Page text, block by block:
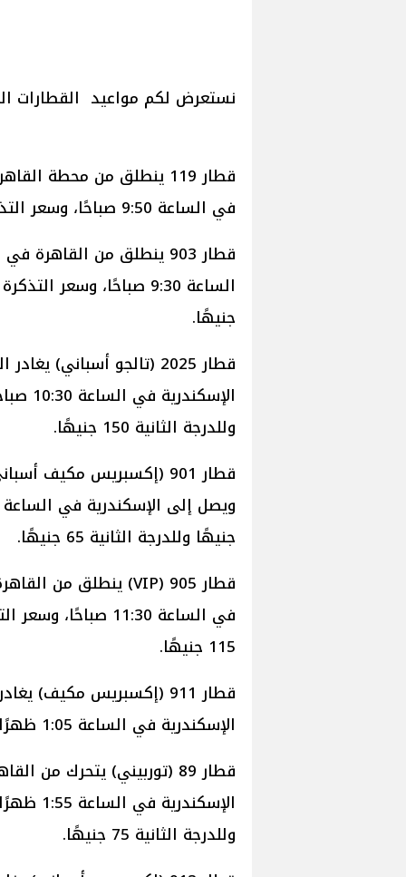
نستعرض لكم مواعيد القطارات
في الساعة 9:50 صباحًا، وسعر التذكرة 65 جنيهًا.
جنيهًا.
وللدرجة الثانية 150 جنيهًا.
جنيهًا وللدرجة الثانية 65 جنيهًا.
115 جنيهًا.
الإسكندرية في الساعة 1:05 ظهرًا.
وللدرجة الثانية 75 جنيهًا.